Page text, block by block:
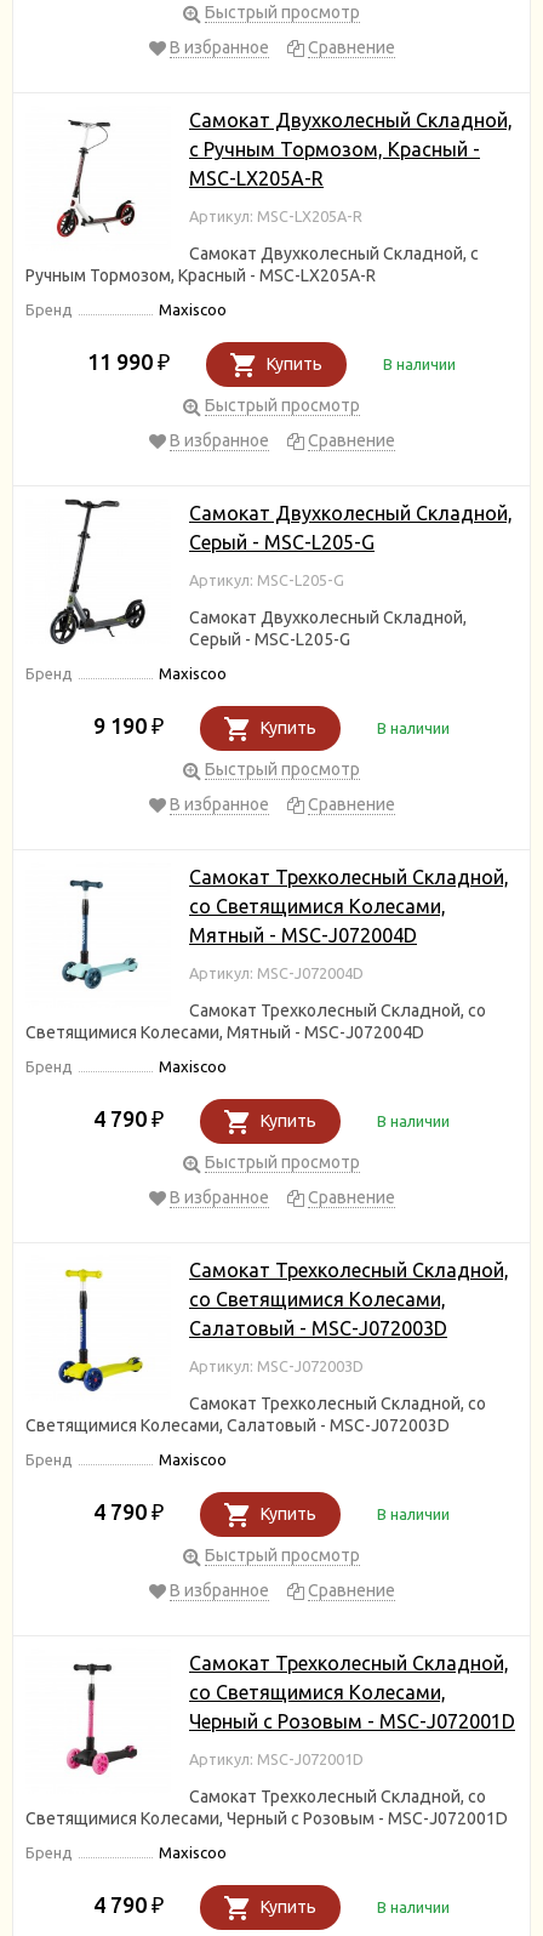
Быстрый просмотр
В избранное
Сравнение
Самокат Двухколесный Складной,
с Ручным Тормозом, Красный -
MSC-LX205A-R
Артикул: MSC-LX205A-R
Самокат Двухколесный Складной, с
Ручным Тормозом, Красный - MSC-LX205A-R
Бренд Maxiscoo
11 990 ₽ Купить В наличии
Быстрый просмотр
В избранное
Сравнение
Самокат Двухколесный Складной,
Серый - MSC-L205-G
Артикул: MSC-L205-G
Самокат Двухколесный Складной,
Серый - MSC-L205-G
Бренд Maxiscoo
9 190 ₽ Купить В наличии
Быстрый просмотр
В избранное
Сравнение
Самокат Трехколесный Складной,
со Светящимися Колесами,
Мятный - MSC-J072004D
Артикул: MSC-J072004D
Самокат Трехколесный Складной, со
Светящимися Колесами, Мятный - MSC-J072004D
Бренд Maxiscoo
4 790 ₽ Купить В наличии
Быстрый просмотр
В избранное
Сравнение
Самокат Трехколесный Складной,
со Светящимися Колесами,
Салатовый - MSC-J072003D
Артикул: MSC-J072003D
Самокат Трехколесный Складной, со
Светящимися Колесами, Салатовый - MSC-J072003D
Бренд Maxiscoo
4 790 ₽ Купить В наличии
Быстрый просмотр
В избранное
Сравнение
Самокат Трехколесный Складной,
со Светящимися Колесами,
Черный с Розовым - MSC-J072001D
Артикул: MSC-J072001D
Самокат Трехколесный Складной, со
Светящимися Колесами, Черный с Розовым - MSC-J072001D
Бренд Maxiscoo
4 790 ₽ Купить В наличии